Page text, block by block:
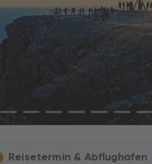
Reisetermin & Abflughafen